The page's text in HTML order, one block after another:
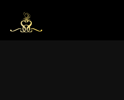
treści